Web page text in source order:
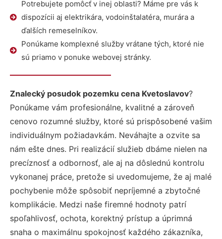
Potrebujete pomôcť v inej oblasti? Máme pre vás k
dispozícii aj elektrikára, vodoinštalatéra, murára a
ďalších remeselníkov.
Ponúkame komplexné služby vrátane tých, ktoré nie
sú priamo v ponuke webovej stránky.
Znalecký posudok pozemku cena Kvetoslavov?
Ponúkame vám profesionálne, kvalitné a zároveň
cenovo rozumné služby, ktoré sú prispôsobené vašim
individuálnym požiadavkám. Neváhajte a ozvite sa
nám ešte dnes. Pri realizácií služieb dbáme nielen na
precíznosť a odbornosť, ale aj na dôslednú kontrolu
vykonanej práce, pretože si uvedomujeme, že aj malé
pochybenie môže spôsobiť nepríjemné a zbytočné
komplikácie. Medzi naše firemné hodnoty patrí
spoľahlivosť, ochota, korektný prístup a úprimná
snaha o maximálnu spokojnosť každého zákazníka,